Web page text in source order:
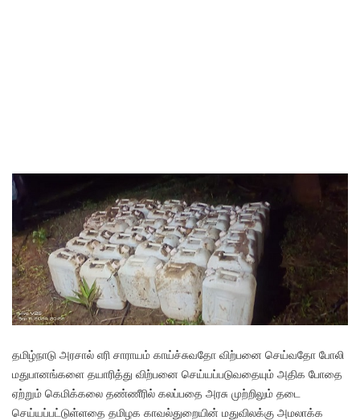
தமிழ்நாடு அரசால் எரி சாராயம் காய்ச்சுவதோ விற்பனை செய்வதோ போலி
மதுபானங்களை தயாரித்து விற்பனை செய்யப்படுவதையும் அதிக போதை
ஏற்றும் கெமிக்கலை தண்ணீரில் கலப்பதை அரசு முற்றிலும் தடை
செய்யப்பட்டுள்ளதை தமிழக காவல்துறையின் மதுவிலக்கு அமலாக்க